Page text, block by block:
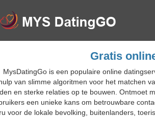
Gratis
MysDatingGo is een populaire online
van slimme algoritmen voor het matchen
en sterke relaties op te bouwen. Ontmoet
een unieke kans om betrouwbare
voor de lokale bevolking, buitenlanders,